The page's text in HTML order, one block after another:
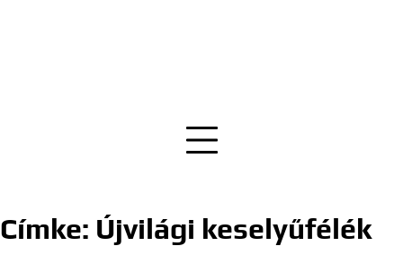
Címke: Újvilági keselyűfélék